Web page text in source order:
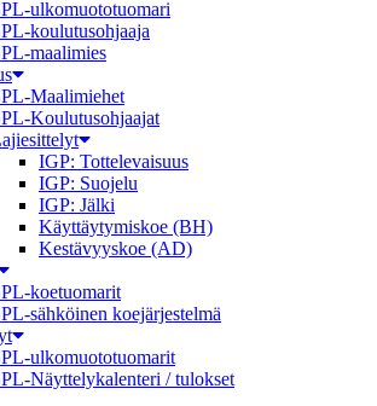
ulkomuototuomari
koulutusohjaaja
maalimies
Maalimiehet
Koulutusohjaajat
IGP: Tottelevaisuus
IGP: Suojelu
IGP: Jälki
Käyttäytymiskoe (BH)
Kestävyyskoe (AD)
koetuomarit
sähköinen koejärjestelmä
ulkomuototuomarit
Näyttelykalenteri / tulokset